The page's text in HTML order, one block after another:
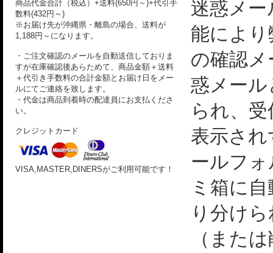
商品代金合計（税込）+送料(650円～)+代引手
数料(432円～)
※お届け先が沖縄県・離島の場合、送料が
1,188円～になります。
・ご注文確認のメールを自動送信しておりま
すが在庫確認後あらためて、商品金額＋送料
＋代引き手数料の合計金額とお届け日をメー
ルにてご連絡を致します。
・代金は商品到着時の配達員にお支払くださ
い。
クレジットカード
VISA,MASTER,DINERSがご利用可能です！
迷惑メー
能によ
の確認
惑メー
られ、
表示さ
ールフ
ミ箱に
り分け
（また